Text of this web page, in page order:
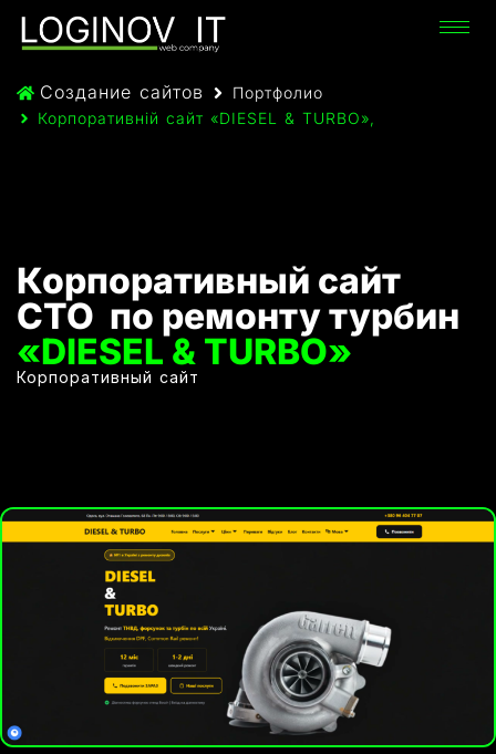
Создание сайтов
Портфолио
Корпоративній сайт «DIESEL & TURBO»,
Корпоративный сайт
СТО по ремонту турбин
«DIESEL & TURBO»
Корпоративный сайт